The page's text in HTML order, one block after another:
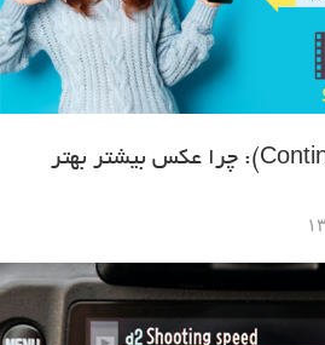
عکاسی متوالی (Continuous): چرا عکس بیشتر بهتر